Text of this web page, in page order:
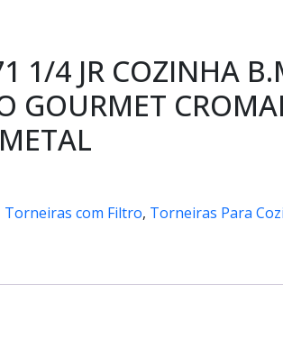
1/4 JR COZINHA
GOURMET
Torneiras com Filtro, Torneiras Para